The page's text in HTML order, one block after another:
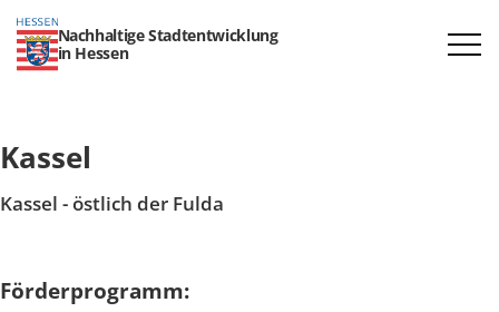
Nachhaltige Stadtentwicklung
in Hessen
Kassel
Kassel - östlich der Fulda
Förderprogramm: